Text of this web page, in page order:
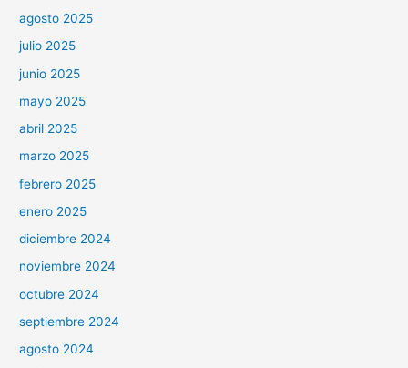
agosto 2025
julio 2025
junio 2025
mayo 2025
abril 2025
marzo 2025
febrero 2025
enero 2025
diciembre 2024
noviembre 2024
octubre 2024
septiembre 2024
agosto 2024